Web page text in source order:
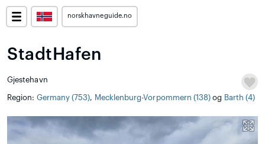
norskhavneguide.no
StadtHafen
Gjestehavn
Region: Germany (753), Mecklenburg-Vorpommern (138) og Barth (4)